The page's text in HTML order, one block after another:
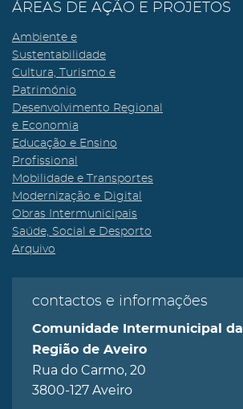
ÁREAS DE AÇÃO E PROJETOS
Ambiente e
Sustentabilidade
Cultura, Turismo e
Património
Desenvolvimento Regional
e Economia
Educação e Ensino
Profissional
Mobilidade e Transportes
Modernização e Digital
Obras Intermunicipais
Saúde, Social e Desporto
Arquivo
contactos e informações
Comunidade Intermunicipal da
Região de Aveiro
Rua do Carmo, 20
3800-127 Aveiro